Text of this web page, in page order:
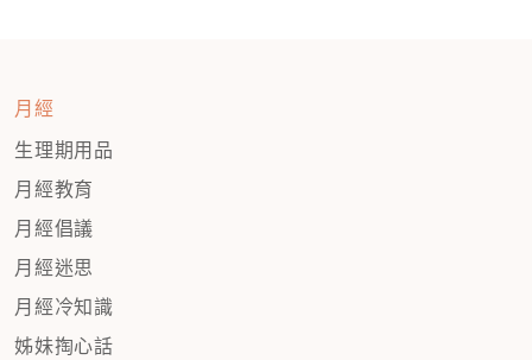
月經
生理期用品
月經教育
月經倡議
月經迷思
月經冷知識
姊妹掏心話